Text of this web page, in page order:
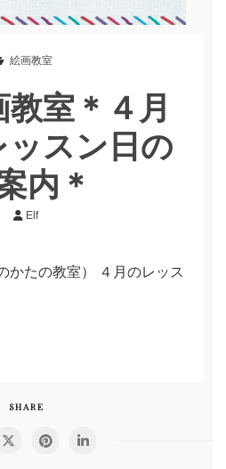
絵画教室
室＊４月
スン日の
内＊
Elf
かたの教室） ４月のレッス
SHARE